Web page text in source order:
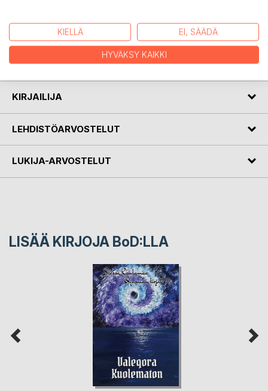
Falqure Kahlittu jatkaa Qyamian kirjat -sarjaa, jonka
ensimmäinen osa (Zequera Kätketty) julkaistiin 2019.
Qyamian kirjat ovat syntyneet rakkaudesta Örkkeihin.
KIRJAILIJA
LEHDISTÖARVOSTELUT
LUKIJA-ARVOSTELUT
LISÄÄ KIRJOJA BoD:LLA
KIELLÄ EI, SÄÄDÄ
HYVÄKSY KAIKKI